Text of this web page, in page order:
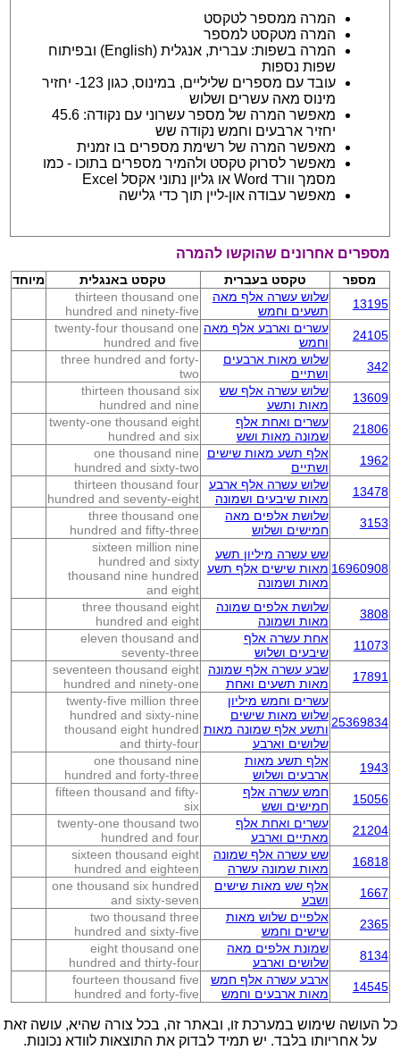
המרה ממספר לטקסט
המרה מטקסט למספר
המרה בשפות: עברית, אנגלית (English) ובפיתוח
שפות נספות
עובד עם מספרים שליליים, במינוס, כגון 123- יחזיר
מינוס מאה עשרים ושלוש
מאפשר המרה של מספר עשרוני עם נקודה: 45.6
יחזיר ארבעים וחמש נקודה שש
מאפשר המרה של רשימת מספרים בו זמנית
מאפשר לסרוק טקסט ולהמיר מספרים בתוכו - כמו
מסמך וורד Word או גליון נתוני אקסל Excel
מאפשר עבודה און-ליין תוך כדי גלישה
מספרים אחרונים שהוקשו להמרה
מספר טקסט בעברית טקסט באנגלית
מיוחד
13195
שלוש עשרה אלף מאה
תשעים וחמש
thirteen thousand one
hundred and ninety-five
24105
עשרים וארבע אלף מאה
וחמש
twenty-four thousand one
hundred and five
342
שלוש מאות ארבעים
ושתיים
three hundred and forty-
two
13609
שלוש עשרה אלף שש
מאות ותשע
thirteen thousand six
hundred and nine
21806
עשרים ואחת אלף
שמונה מאות ושש
twenty-one thousand eight
hundred and six
1962
אלף תשע מאות שישים
ושתיים
one thousand nine
hundred and sixty-two
13478
שלוש עשרה אלף ארבע
מאות שיבעים ושמונה
thirteen thousand four
hundred and seventy-eight
3153
שלושת אלפים מאה
חמישים ושלוש
three thousand one
hundred and fifty-three
16960908
שש עשרה מיליון תשע
מאות שישים אלף תשע
מאות ושמונה
sixteen million nine
hundred and sixty
thousand nine hundred
and eight
3808
שלושת אלפים שמונה
מאות ושמונה
three thousand eight
hundred and eight
11073
אחת עשרה אלף
שיבעים ושלוש
eleven thousand and
seventy-three
17891
שבע עשרה אלף שמונה
מאות תשעים ואחת
seventeen thousand eight
hundred and ninety-one
25369834
עשרים וחמש מיליון
שלוש מאות שישים
ותשע אלף שמונה מאות
שלושים וארבע
twenty-five million three
hundred and sixty-nine
thousand eight hundred
and thirty-four
1943
אלף תשע מאות
ארבעים ושלוש
one thousand nine
hundred and forty-three
15056
חמש עשרה אלף
חמישים ושש
fifteen thousand and fifty-
six
21204
עשרים ואחת אלף
מאתיים וארבע
twenty-one thousand two
hundred and four
16818
שש עשרה אלף שמונה
מאות שמונה עשרה
sixteen thousand eight
hundred and eighteen
1667
אלף שש מאות שישים
ושבע
one thousand six hundred
and sixty-seven
2365
אלפיים שלוש מאות
שישים וחמש
two thousand three
hundred and sixty-five
8134
שמונת אלפים מאה
שלושים וארבע
eight thousand one
hundred and thirty-four
14545
ארבע עשרה אלף חמש
מאות ארבעים וחמש
fourteen thousand five
hundred and forty-five
כל העושה שימוש במערכת זו, ובאתר זה, בכל צורה שהיא, עושה זאת
על אחריותו בלבד. יש תמיד לבדוק את התוצאות לוודא נכונות.